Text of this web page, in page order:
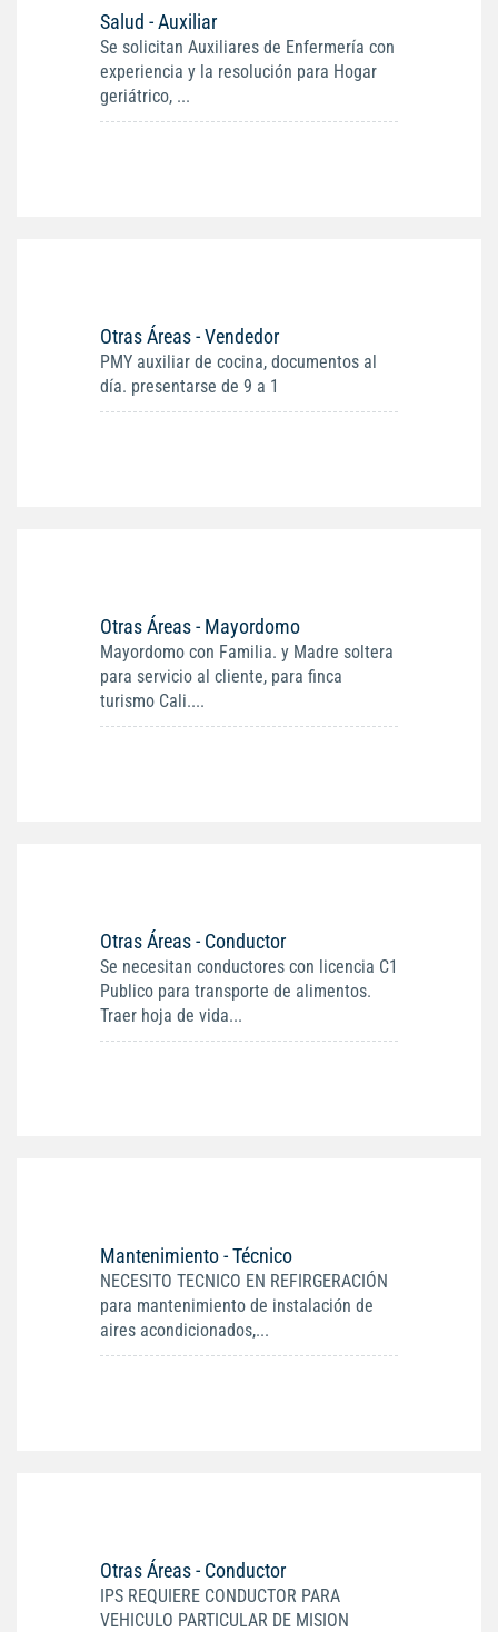
Salud - Auxiliar
Se solicitan Auxiliares de Enfermería con
experiencia y la resolución para Hogar
geriátrico, ...
Otras Áreas - Vendedor
PMY auxiliar de cocina, documentos al
día. presentarse de 9 a 1
Otras Áreas - Mayordomo
Mayordomo con Familia. y Madre soltera
para servicio al cliente, para finca
turismo Cali....
Otras Áreas - Conductor
Se necesitan conductores con licencia C1
Publico para transporte de alimentos.
Traer hoja de vida...
Mantenimiento - Técnico
NECESITO TECNICO EN REFIRGERACIÓN
para mantenimiento de instalación de
aires acondicionados,...
Otras Áreas - Conductor
IPS REQUIERE CONDUCTOR PARA
VEHICULO PARTICULAR DE MISION